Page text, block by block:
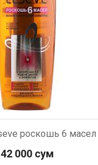
42 000 сум